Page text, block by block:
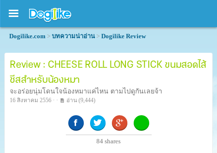
Dogilike.com > บทความน่าอ่าน > Dogilike Review
Review : CHEESE ROLL LONG STICK ขนมสอดไส้
ชีสสำหรับน้องหมา
จะอร่อยนุ่มโดนใจน้องหมาแค่ไหน ตามไปดูกันเลยจ้า
16 สิงหาคม 2556 · · อ่าน (9,444)
84 shares